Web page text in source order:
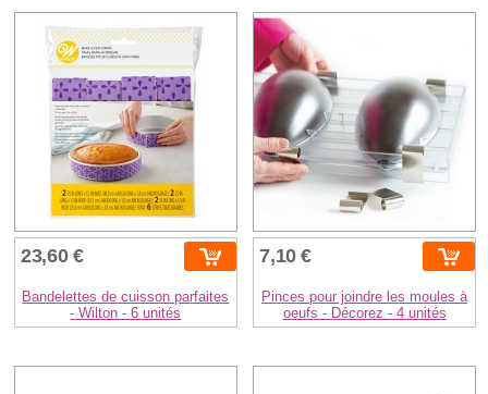
23,60 €
Bandelettes de cuisson parfaites
- Wilton - 6 unités
7,10 €
Pinces pour joindre les moules à
oeufs - Décorez - 4 unités